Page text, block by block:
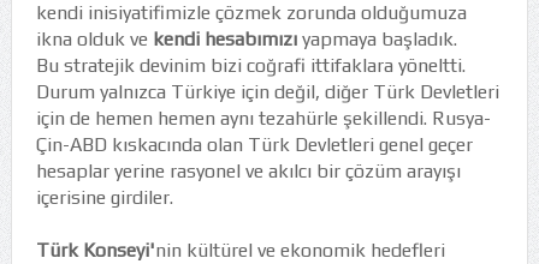
kendi inisiyatifimizle çözmek zorunda olduğumuza
ikna olduk ve kendi hesabımızıyapmaya başladık.
Bu stratejik devinim bizi coğrafi ittifaklara yöneltti.
Durum yalnızca Türkiye için değil, diğer Türk Devletleri
için de hemen hemen aynı tezahürle şekillendi. Rusya-
Çin-ABD kıskacında olan Türk Devletleri genel geçer
hesaplar yerine rasyonel ve akılcı bir çözüm arayışı
içerisine girdiler.
Türk Konseyi'nin kültürel ve ekonomik hedefleri